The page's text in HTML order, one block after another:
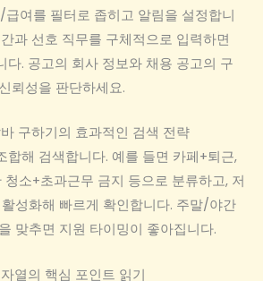
여를 필터로 좁히고 알림을 설정합니
과 선호 직무를 구체적으로 입력하면
다. 공고의 회사 정보와 채용 공고의 구
뢰성을 판단하세요.
구하기의 효과적인 검색 전략
합해 검색합니다. 예를 들면 카페+퇴근,
소+초과근무 금지 등으로 분류하고, 저
성화해 빠르게 확인합니다. 주말/야간
맞추면 지원 타이밍이 좋아집니다.
열의 핵심 포인트 읽기